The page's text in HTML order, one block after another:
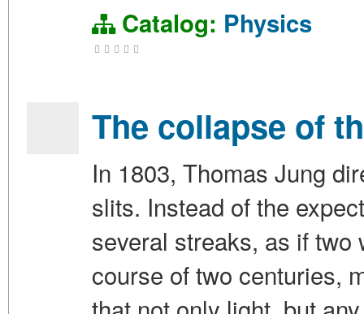
Catalog: Physics
The collapse of
In 1803, Thomas Jung
slits. Instead of the
several streaks, as if
course of two centuries,